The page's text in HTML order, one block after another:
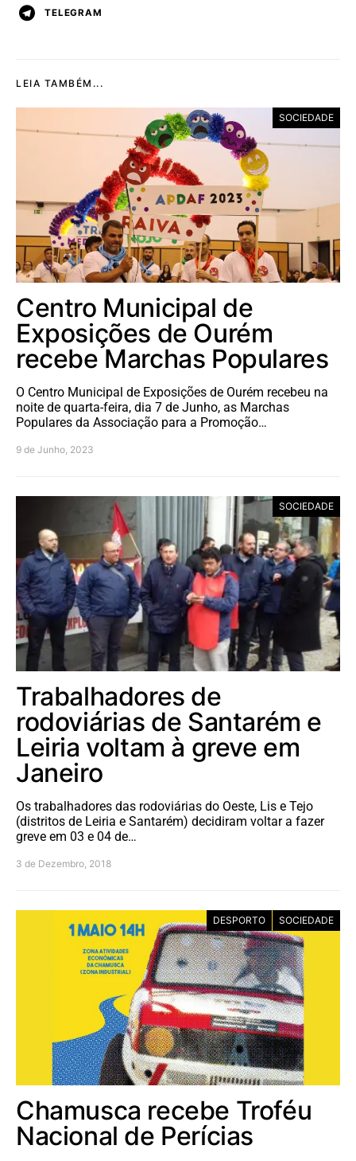
TELEGRAM
LEIA TAMBÉM...
SOCIEDADE
Centro Municipal de
Exposições de Ourém
recebe Marchas Populares
O Centro Municipal de Exposições de Ourém recebeu na
noite de quarta-feira, dia 7 de Junho, as Marchas
Populares da Associação para a Promoção…
9 de Junho, 2023
SOCIEDADE
Trabalhadores de
rodoviárias de Santarém e
Leiria voltam à greve em
Janeiro
Os trabalhadores das rodoviárias do Oeste, Lis e Tejo
(distritos de Leiria e Santarém) decidiram voltar a fazer
greve em 03 e 04 de…
3 de Dezembro, 2018
DESPORTO SOCIEDADE
Chamusca recebe Troféu
Nacional de Perícias